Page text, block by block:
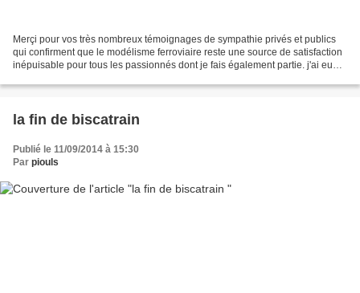
Merçi pour vos très nombreux témoignages de sympathie privés et publics
qui confirment que le modélisme ferroviaire reste une source de satisfaction
inépuisable pour tous les passionnés dont je fais également partie. j'ai eu
la fin de biscatrain
Publié le 11/09/2014 à 15:30
Par piouls